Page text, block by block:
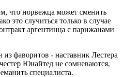
что норвежца может сменить
это случиться только в случае
аргентинца с парижанами
фаворитов - наставник Лестера
Юнайтед не сомневаются,
специалиста.